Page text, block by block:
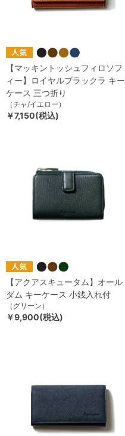
【マッキントッシュフィロソフ
ィー】ロイヤルブラックラ キー
ケース 三つ折り
（チャ/イエロー）
￥7,150(税込)
【アクアスキュータム】オール
ダム キーケース 小銭入れ付
（グリーン）
￥9,900(税込)